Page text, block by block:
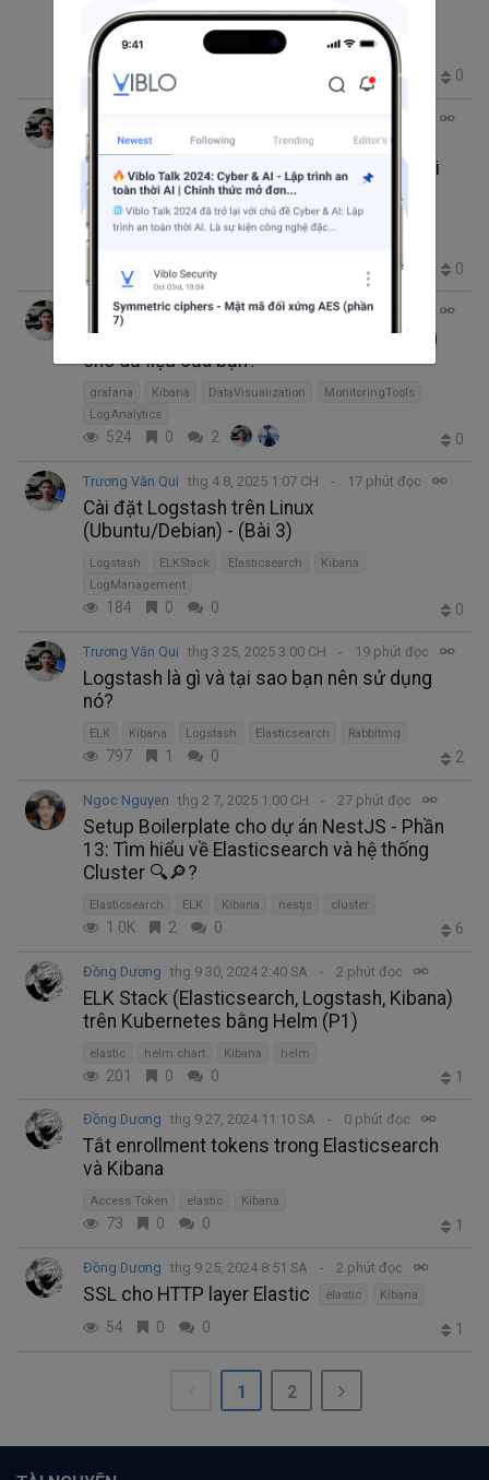
Microservice?
elastic Log4J
428 0 0
Kibana Alerting vs Prometheus
Alertmanager – Báo động khi nào? Báo cái
gì?
monitoring Kibana Prometheus
AlertingTools
230 0 0 0
Trương Văn Qui thg 4 14, 2025 2:25 CH 11 phút đọc
Kibana vs Grafana – Ai là vua visualization
cho dữ liệu của bạn?
grafana Kibana DataVisualization
MonitoringTools
LogAnalytics
524 0 2 0
Trương Văn Qui thg 4 8, 2025 1:07 CH 17 phút đọc
Cài đặt Logstash trên Linux
(Ubuntu/Debian) - (Bài 3)
Logstash ELKStack Elasticsearch
Kibana
LogManagement
184 0 0 0
Trương Văn Qui thg 3 25, 2025 3:00 CH 19 phút đọc
Logstash là gì và tại sao bạn nên sử dụng
nó?
ELK Kibana Logstash Elasticsearch Rabbitmq
797 1 0 2
Ngoc Nguyen thg 2 7, 2025 1:00 CH 27 phút đọc
Setup Boilerplate cho dự án NestJS - Phần
13: Tìm hiểu về Elasticsearch và hệ thống
Cluster 🔍️🔎?
Elasticsearch ELK Kibana nestjs cluster
1.0K 2 0 6
Đồng Dương thg 9 30, 2024 2:40 SA 2 phút đọc
ELK Stack (Elasticsearch, Logstash, Kibana)
trên Kubernetes bằng Helm (P1)
elastic helm chart Kibana helm
201 0 0 1
Đồng Dương thg 9 27, 2024 11:10 SA 0 phút đọc
Tắt enrollment tokens trong Elasticsearch
và Kibana
Access Token elastic Kibana
73 0 0 1
Đồng Dương thg 9 25, 2024 8:51 SA 2 phút đọc
SSL cho HTTP layer Elastic elastic Kibana
54 0 0 1
1 2